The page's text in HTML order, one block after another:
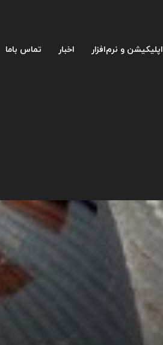
اپلیکیشن و نرم‌افزار اخبار تماس باما